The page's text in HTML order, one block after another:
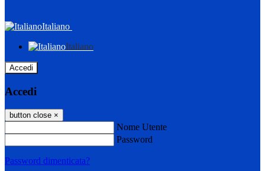
Italiano
Italiano
Accedi
Accedi
button close ×
Nome Utente
Password
Password dimenticata?